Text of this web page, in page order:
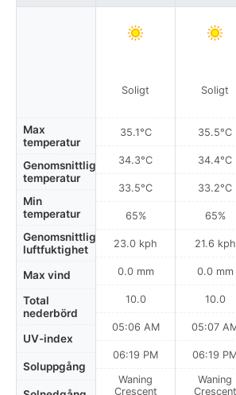
Max
temperatur
Genomsnittlig
temperatur
Min
temperatur
Genomsnittlig
luftfuktighet
Max vind
Total
nederbörd
UV-index
Soluppgång
Soligt
35.1°C
34.3°C
33.5°C
65%
23.0 kph
0.0 mm
10.0
05:06 AM
06:19 PM
Waning
Crescent
Soligt
35.5°C
34.4°C
33.2°C
65%
21.6 kph
0.0 mm
10.0
05:07
06:19
Waning
Crescent